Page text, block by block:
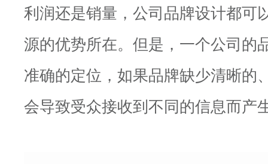
利润还是销量，公司品牌设计都可
源的优势所在。但是，一个公司的
准确的定位，如果品牌缺少清晰的
会导致受众接收到不同的信息而产